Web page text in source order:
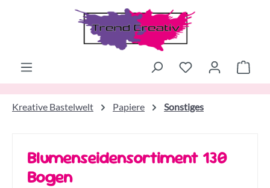
Zum Hauptinhalt springen
Kreative Bastelwelt Papiere Sonstiges
Blumenseidensortiment 130
Bogen